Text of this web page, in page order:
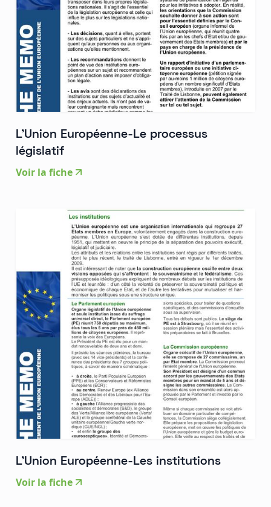
L'Union Européenne-Le processus
législatif
Voir la fiche
L'Union Européenne-Les institutions
Voir la fiche